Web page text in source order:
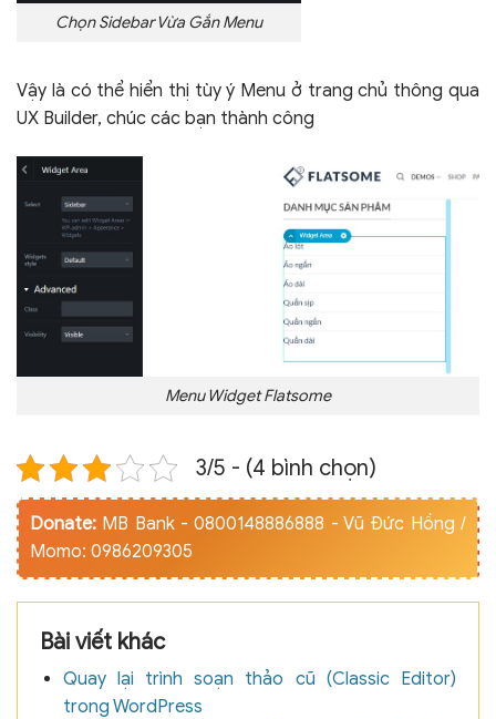
Chọn Sidebar Vừa Gắn Menu
Vậy là có thể hiển thị tùy ý Menu ở trang chủ thông qua
UX Builder, chúc các bạn thành công
Menu Widget Flatsome
3/5 - (4 bình chọn)
Donate: MB Bank - 0800148886888 - Vũ Đức Hồng /
Momo: 0986209305
Bài viết khác
Quay lại trình soạn thảo cũ (Classic Editor)
trong WordPress